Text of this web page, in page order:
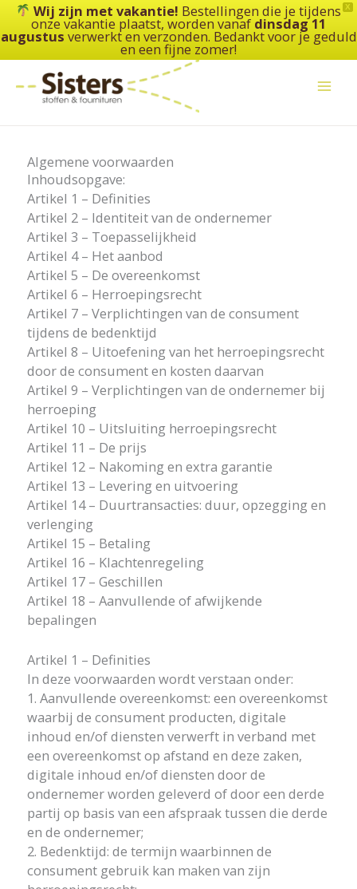
X
Wij zijn met vakantie! Bestellingen die je tijdens
onze vakantie plaatst, worden vanaf dinsdag 11
augustus verwerkt en verzonden. Bedankt voor je geduld
en een fijne zomer!
de
inhoud
Algemene voorwaarden
Inhoudsopgave:
Artikel 1 – Definities
Artikel 2 – Identiteit van de ondernemer
Artikel 3 – Toepasselijkheid
Artikel 4 – Het aanbod
Artikel 5 – De overeenkomst
Artikel 6 – Herroepingsrecht
Artikel 7 – Verplichtingen van de consument
tijdens de bedenktijd
Artikel 8 – Uitoefening van het herroepingsrecht
door de consument en kosten daarvan
Artikel 9 – Verplichtingen van de ondernemer bij
herroeping
Artikel 10 – Uitsluiting herroepingsrecht
Artikel 11 – De prijs
Artikel 12 – Nakoming en extra garantie
Artikel 13 – Levering en uitvoering
Artikel 14 – Duurtransacties: duur, opzegging en
verlenging
Artikel 15 – Betaling
Artikel 16 – Klachtenregeling
Artikel 17 – Geschillen
Artikel 18 – Aanvullende of afwijkende
bepalingen
Artikel 1 – Definities
In deze voorwaarden wordt verstaan onder:
1. Aanvullende overeenkomst: een overeenkomst
waarbij de consument producten, digitale
inhoud en/of diensten verwerft in verband met
een overeenkomst op afstand en deze zaken,
digitale inhoud en/of diensten door de
ondernemer worden geleverd of door een derde
partij op basis van een afspraak tussen die derde
en de ondernemer;
2. Bedenktijd: de termijn waarbinnen de
consument gebruik kan maken van zijn